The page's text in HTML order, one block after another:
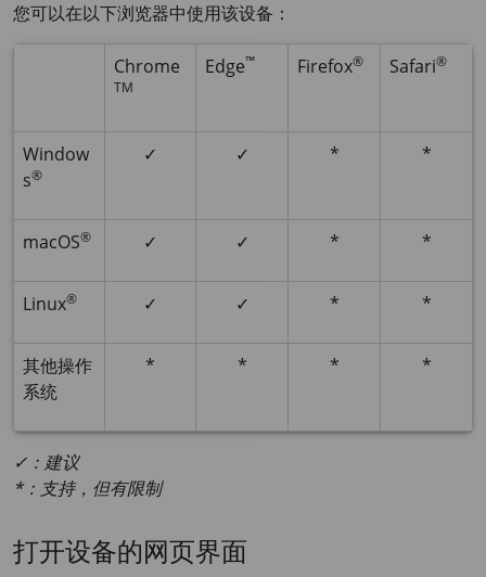
您可以在以下浏览器中使用该设备：
Chrome
TM
Edge™ Firefox® Safari®
Window
s®
✓ ✓ * *
macOS® ✓ ✓ * *
Linux® ✓ ✓ * *
其他操作
系统
* * * *
✓：建议
*：支持，但有限制
打开设备的网页界面